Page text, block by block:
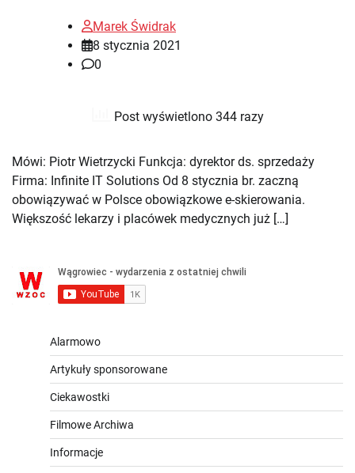
Marek Świdrak
8 stycznia 2021
0
Post wyświetlono 344 razy
Mówi: Piotr Wietrzycki Funkcja: dyrektor ds. sprzedaży
Firma: Infinite IT Solutions Od 8 stycznia br. zaczną
obowiązywać w Polsce obowiązkowe e-skierowania.
Większość lekarzy i placówek medycznych już […]
Alarmowo
Artykuły sponsorowane
Ciekawostki
Filmowe Archiwa
Informacje